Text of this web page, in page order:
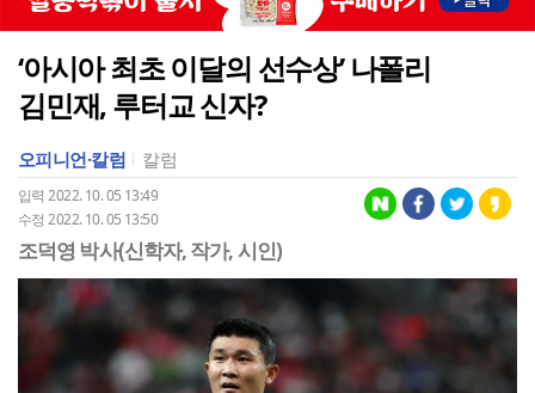
‘아시아 최초 이달의 선수상’ 나폴리
김민재, 루터교 신자?
오피니언·칼럼 칼럼
입력 2022. 10. 05 13:49
수정 2022. 10. 05 13:50
조덕영 박사(신학자, 작가, 시인)